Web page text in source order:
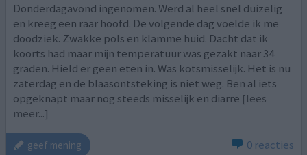
Donderdagavond ingenomen. Werd al heel snel duizelig
en kreeg een raar hoofd. De volgende dag voelde ik me
doodziek. Zwakke pols en klamme huid. Dacht dat ik
koorts had maar mijn temperatuur was gezakt naar 34
graden. Hield er geen eten in. Was kotsmisselijk. Het is nu
zaterdag en de blaasontsteking is niet weg. Ben al iets
opgeknapt maar nog steeds misselijk en diarre [lees
meer...]
geef mening 0 reacties